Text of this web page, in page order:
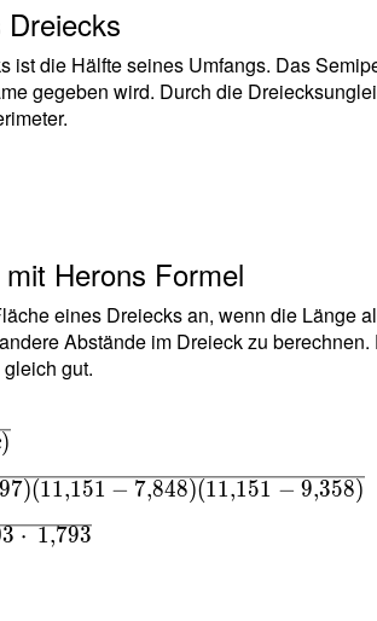
ist die Hälfte seines Umfangs. Das
gegeben wird. Durch die
Herons Formel
eines Dreiecks an, wenn die Länge
Abstände im Dreieck zu
gut.
)
97)(11,151 − 7,848)(11,151 − 9,358)
3⋅ 1,793